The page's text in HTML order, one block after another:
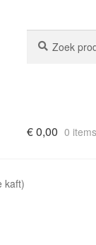
naar:
€0,00 0 items
kaft)